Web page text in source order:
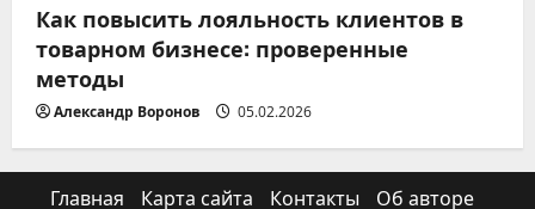
Как повысить лояльность клиентов в
товарном бизнесе: проверенные
методы
Александр Воронов 05.02.2026
Главная Карта сайта Контакты Об авторе